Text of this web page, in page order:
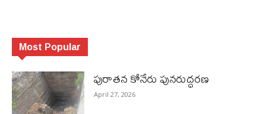
Most Popular
పురాత‌న కోనేరు పున‌రుద్ధ‌ర‌ణ
April 27, 2026